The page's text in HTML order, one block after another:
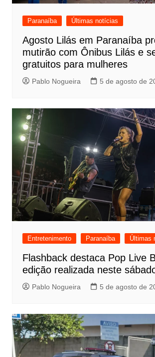
Paranaíba Últimas notícias
Agosto Lilás em Paranaíba
mutirão com Ônibus Lilás e
gratuitos para mulheres
Pablo Nogueira 5 de agosto de
Entretenimento Paranaíba Últimas
Flashback destaca Pop Live
edição realizada neste
Pablo Nogueira 5 de agosto de